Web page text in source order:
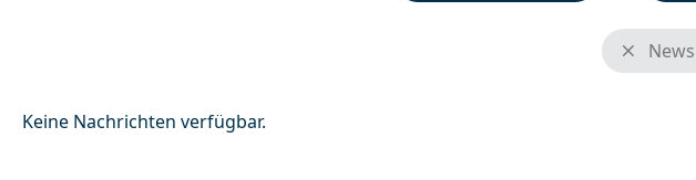
News
Keine Nachrichten verfügbar.